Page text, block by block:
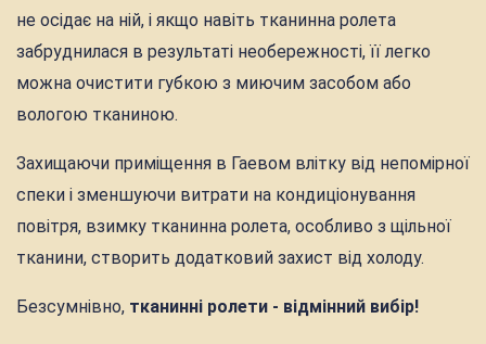
не осідає на ній, і якщо навіть тканинна ролета
забруднилася в результаті необережності, її легко
можна очистити губкою з миючим засобом або
вологою тканиною.
Захищаючи приміщення в Гаевом влітку від непомірної
спеки і зменшуючи витрати на кондиціонування
повітря, взимку тканинна ролета, особливо з щільної
тканини, створить додатковий захист від холоду.
Безсумнівно, тканинні ролети - відмінний вибір!